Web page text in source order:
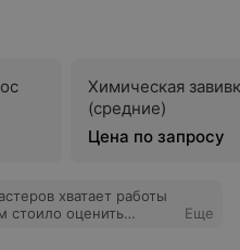
Химическая
(средние)
Цена по запросу
хватает работы
стоило оценить
Еще